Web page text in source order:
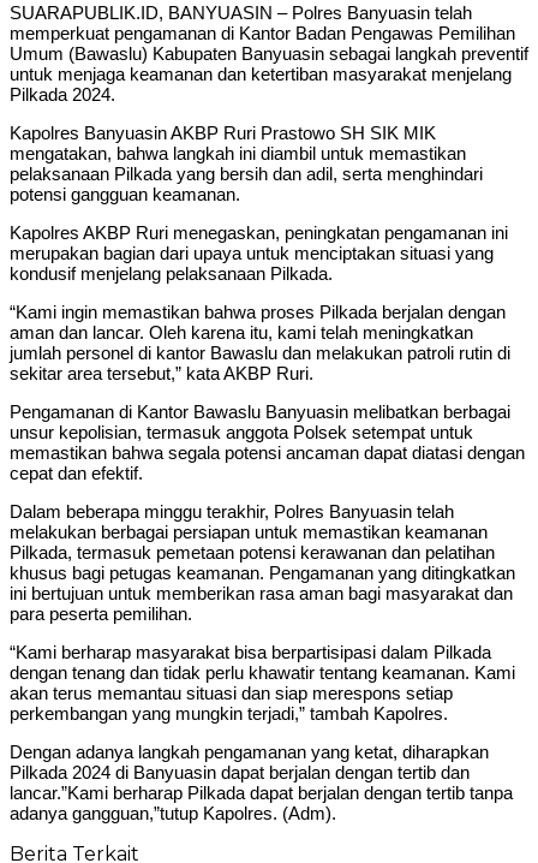
SUARAPUBLIK.ID, BANYUASIN – Polres Banyuasin telah
memperkuat pengamanan di Kantor Badan Pengawas Pemilihan
Umum (Bawaslu) Kabupaten Banyuasin sebagai langkah preventif
untuk menjaga keamanan dan ketertiban masyarakat menjelang
Pilkada 2024.
Kapolres Banyuasin AKBP Ruri Prastowo SH SIK MIK
mengatakan, bahwa langkah ini diambil untuk memastikan
pelaksanaan Pilkada yang bersih dan adil, serta menghindari
potensi gangguan keamanan.
Kapolres AKBP Ruri menegaskan, peningkatan pengamanan ini
merupakan bagian dari upaya untuk menciptakan situasi yang
kondusif menjelang pelaksanaan Pilkada.
“Kami ingin memastikan bahwa proses Pilkada berjalan dengan
aman dan lancar. Oleh karena itu, kami telah meningkatkan
jumlah personel di kantor Bawaslu dan melakukan patroli rutin di
sekitar area tersebut,” kata AKBP Ruri.
Pengamanan di Kantor Bawaslu Banyuasin melibatkan berbagai
unsur kepolisian, termasuk anggota Polsek setempat untuk
memastikan bahwa segala potensi ancaman dapat diatasi dengan
cepat dan efektif.
Dalam beberapa minggu terakhir, Polres Banyuasin telah
melakukan berbagai persiapan untuk memastikan keamanan
Pilkada, termasuk pemetaan potensi kerawanan dan pelatihan
khusus bagi petugas keamanan. Pengamanan yang ditingkatkan
ini bertujuan untuk memberikan rasa aman bagi masyarakat dan
para peserta pemilihan.
“Kami berharap masyarakat bisa berpartisipasi dalam Pilkada
dengan tenang dan tidak perlu khawatir tentang keamanan. Kami
akan terus memantau situasi dan siap merespons setiap
perkembangan yang mungkin terjadi,” tambah Kapolres.
Dengan adanya langkah pengamanan yang ketat, diharapkan
Pilkada 2024 di Banyuasin dapat berjalan dengan tertib dan
lancar.”Kami berharap Pilkada dapat berjalan dengan tertib tanpa
adanya gangguan,”tutup Kapolres. (Adm).
Berita Terkait